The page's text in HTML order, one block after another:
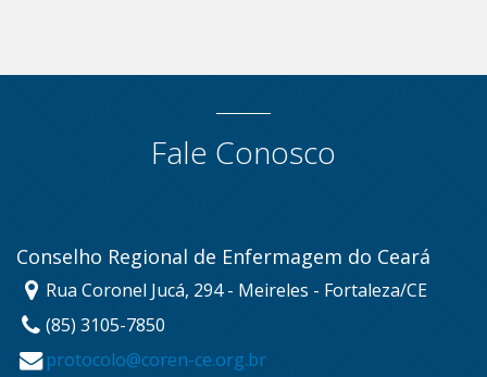
Fale Conosco
Conselho Regional de Enfermagem do Ceará
Rua Coronel Jucá, 294 - Meireles - Fortaleza/CE
(85) 3105-7850
protocolo@coren-ce.org.br